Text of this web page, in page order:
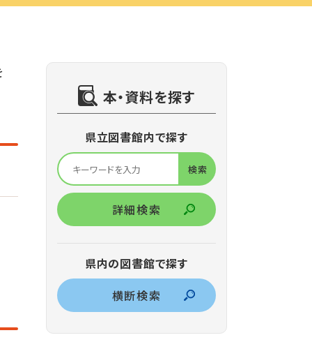
本・資料を探す
県立図書館内で探す
詳細検索
県内の図書館で探す
横断検索